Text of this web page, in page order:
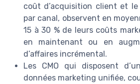
coût d’acquisition client et
par canal, observent en
15 à 30 % de leurs coûts
en maintenant ou en
d’affaires incrémental.
Les CMO qui disposent
données marketing unifiée,